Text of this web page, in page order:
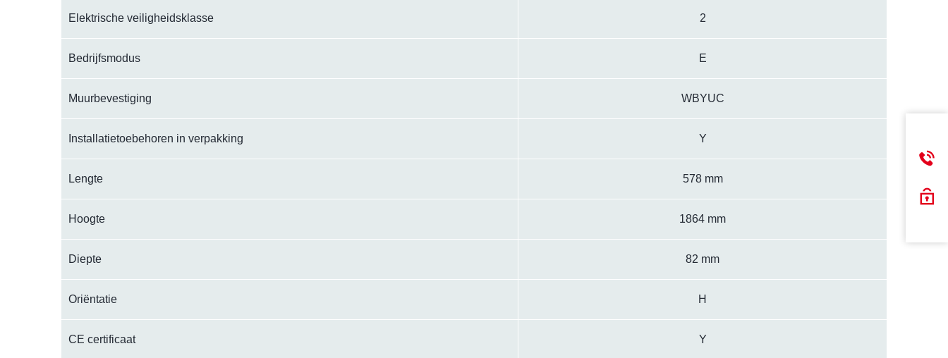
Elektrische veiligheidsklasse 2
Bedrijfsmodus E
Muurbevestiging WBYUC
Installatietoebehoren in verpakking Y
Lengte 578 mm
Hoogte 1864 mm
Diepte 82 mm
Oriëntatie H
CE certificaat Y